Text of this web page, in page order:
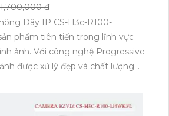
1,700,000 ₫
Dây IP CS-H3c-R100-
phẩm tiên tiến trong lĩnh vực
ảnh. Với công nghệ Progressive
được xử lý đẹp và chất lượng
cách lên đến 30m, cho phép
kiện ánh sáng yếu. Sử dụng công